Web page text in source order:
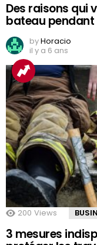
Des raisons qui
bateau
byHoracio
il y a 6 ans
200 Views
3 mesures